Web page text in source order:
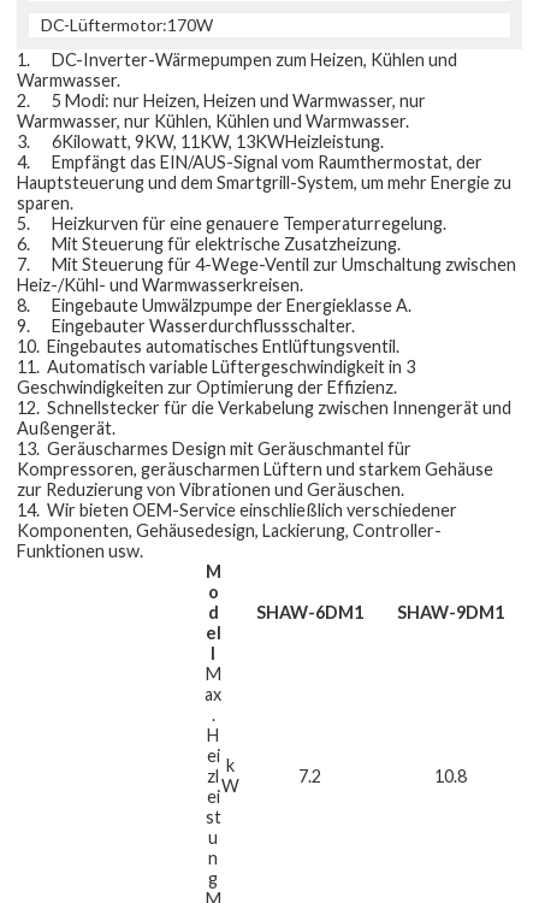
DC-Lüftermotor:170W
1.
DC-Inverter-Wärmepumpen zum Heizen, Kühlen und
Warmwasser.
2.
5 Modi: nur Heizen, Heizen und Warmwasser, nur
Warmwasser, nur Kühlen, Kühlen und Warmwasser.
3.
6Kilowatt, 9KW, 11KW, 13KWHeizleistung.
4.
Empfängt das EIN/AUS-Signal vom Raumthermostat, der
Hauptsteuerung und dem Smartgrill-System, um mehr Energie zu
sparen.
5.
Heizkurven für eine genauere Temperaturregelung.
6.
Mit Steuerung für elektrische Zusatzheizung.
7.
Mit Steuerung für 4-Wege-Ventil zur Umschaltung zwischen
Heiz-/Kühl- und Warmwasserkreisen.
8.
Eingebaute Umwälzpumpe der Energieklasse A.
9.
Eingebauter Wasserdurchflussschalter.
10. Eingebautes automatisches Entlüftungsventil.
11. Automatisch variable Lüftergeschwindigkeit in 3
Geschwindigkeiten zur Optimierung der Effizienz.
12. Schnellstecker für die Verkabelung zwischen Innengerät und
Außengerät.
13. Geräuscharmes Design mit Geräuschmantel für
Kompressoren, geräuscharmen Lüftern und starkem Gehäuse
zur Reduzierung von Vibrationen und Geräuschen.
14. Wir bieten OEM-Service einschließlich verschiedener
Komponenten, Gehäusedesign, Lackierung, Controller-
Funktionen usw.
M
o
d
el
l
SHAW-6DM1 SHAW-9DM1
M
ax
.
H
ei
zl
ei
st
u
n
g
k
W
7.2 10.8
M